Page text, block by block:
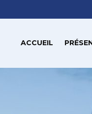
ACCUEIL